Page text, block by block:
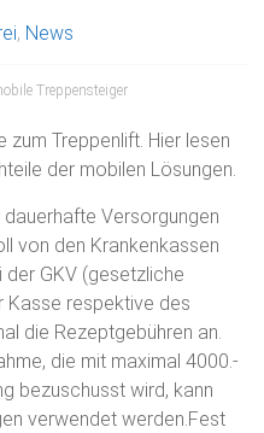
, News
Treppensteiger
Treppenlift. Hier lesen
der mobilen Lösungen.
Versorgungen
von den Krankenkassen
GKV (gesetzliche
Kasse respektive des
die Rezeptgebühren an.
die mit maximal 4000.-
bezuschusst wird, kann
verwendet werden.Fest